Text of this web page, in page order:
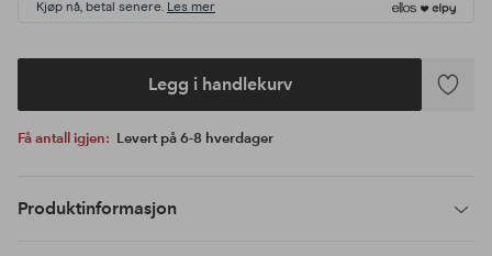
Kjøp nå, betal senere. Les mer
Legg i handlekurv
Legg
Få antall igjen: Levert på 6-8 hverdager
Produktinformasjon